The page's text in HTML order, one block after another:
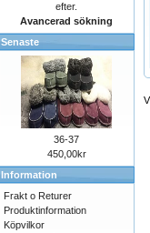
efter.
Avancerad sökning
Senaste
36-37
450,00kr
Information
Frakt o Returer
Produktinformation
Köpvilkor